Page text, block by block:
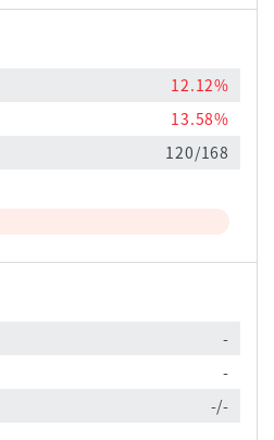
12.12%
13.58%
120/168
-
-
-/-